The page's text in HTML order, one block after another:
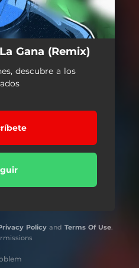
Gana (Remix)
descubre a los
Policy and Terms Of Use.